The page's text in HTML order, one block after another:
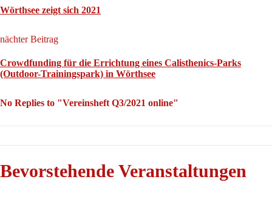
Wörthsee zeigt sich 2021
nächter Beitrag
Crowdfunding für die Errichtung eines Calisthenics-Parks
(Outdoor-Trainingspark) in Wörthsee
No Replies to "Vereinsheft Q3/2021 online"
Bevorstehende Veranstaltungen